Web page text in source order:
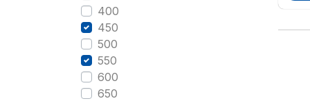
400
450
500
550
600
650